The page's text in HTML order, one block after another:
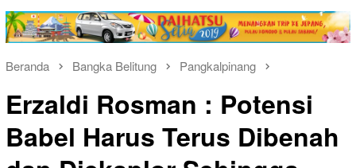
Beranda Bangka Belitung Pangkalpinang
Erzaldi Rosman : Potensi
Babel Harus Terus Dibenah